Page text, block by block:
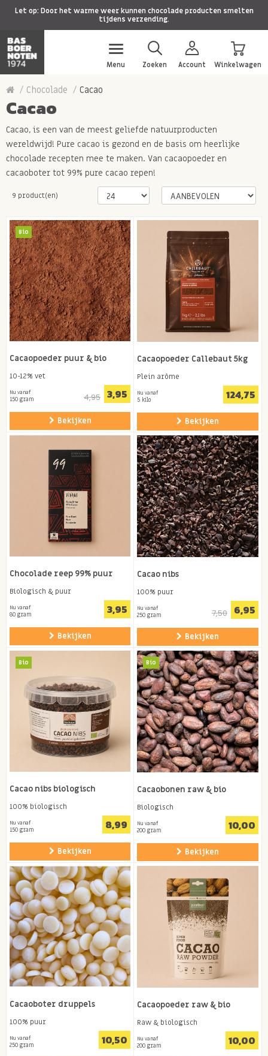
Let op: Door het warme weer kunnen chocolade producten smelten
tijdens verzending.
Menu Zoeken Account Winkelwagen
Chocolade Cacao
Cacao
Cacao, is een van de meest geliefde natuurproducten
wereldwijd! Pure cacao is gezond en de basis om heerlijke
chocolade recepten mee te maken. Van cacaopoeder en
cacaoboter tot 99% pure cacao repen!
9 product(en)
Bio
Cacaopoeder puur & bio
10-12% vet
Nu vanaf
150 gram 4,95 3,95
Bekijken
Cacaopoeder Callebaut 5kg
Plein arôme
Nu vanaf
5 kilo 124,75
Bekijken
Chocolade reep 99% puur
Biologisch & puur
Nu vanaf
80 gram 3,95
Bekijken
Cacao nibs
100% puur
Nu vanaf
250 gram 7,50 6,95
Bekijken
Bio
Cacao nibs biologisch
100% biologisch
Nu vanaf
150 gram 8,99
Bekijken
Bio
Cacaobonen raw & bio
Biologisch
Nu vanaf
200 gram 10,00
Bekijken
Cacaoboter druppels
100% puur
Nu vanaf
250 gram 10,50
Cacaopoeder raw & bio
Raw & biologisch
Nu vanaf
200 gram 10,00